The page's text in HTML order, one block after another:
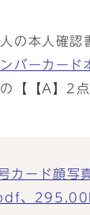
の本人確認
ンバーカード
【【A】2
カード顔写
、